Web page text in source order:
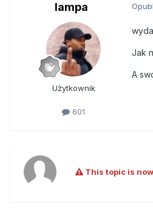
lampa
Użytkownik
601
Jak
A
This topic is